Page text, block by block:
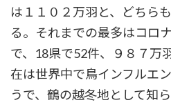
は１１０２万羽と、どちら
る。それまでの最多はコロ
で、18県で52件、９８７万
在は世界中で鳥インフルエ
うで、鶴の越冬地として知